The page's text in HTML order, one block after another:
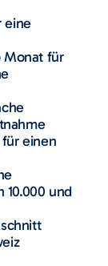
eine
Monat für
für einen
10.000 und